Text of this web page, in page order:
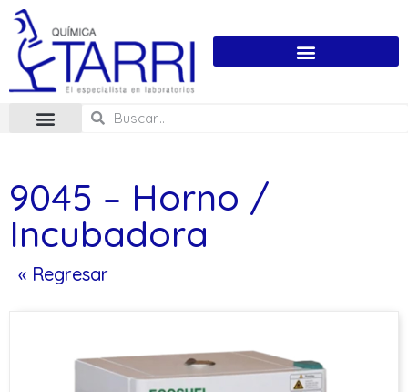
9045 – Horno /
Incubadora
« Regresar